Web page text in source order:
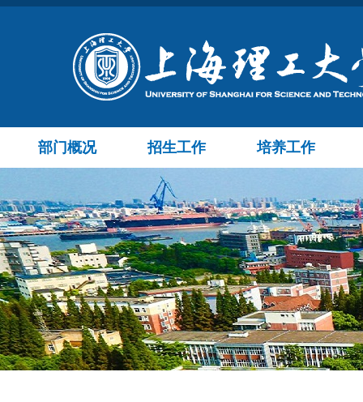
部门概况 招生工作 培养工作